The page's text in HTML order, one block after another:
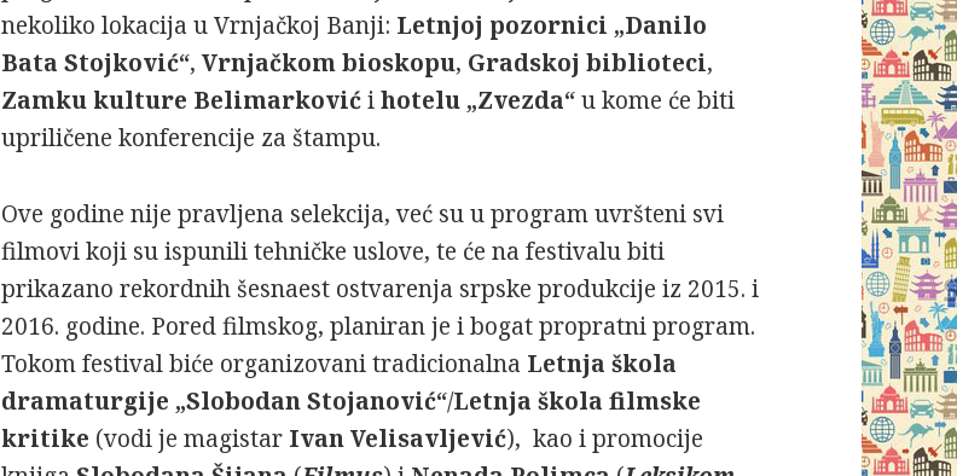
nekoliko lokacija u Vrnjačkoj Banji: Letnjoj pozornici „Danilo
Bata Stojković“,Vrnjačkom bioskopu, Gradskoj biblioteci,
Zamku kulture Belimarkovićihotelu „Zvezda“u kome će biti
upriličene konferencije za štampu.
Ove godine nije pravljena selekcija, već su u program uvršteni svi
filmovi koji su ispunili tehničke uslove, te će na festivalu biti
prikazano rekordnih šesnaest ostvarenja srpske produkcije iz 2015. i
2016. godine. Pored filmskog, planiran je i bogat propratni program.
Tokom festival biće organizovani tradicionalna Letnja škola
dramaturgije „Slobodan Stojanović“/Letnja škola filmske
kritike (vodi je magistar Ivan Velisavljević), kao i promocije